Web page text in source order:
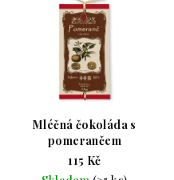
Mléčná čokoláda s
pomerančem
115 Kč